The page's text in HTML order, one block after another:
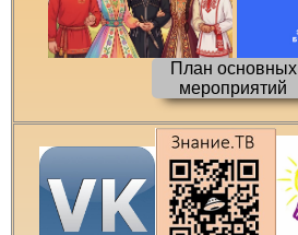
План основных
мероприятий